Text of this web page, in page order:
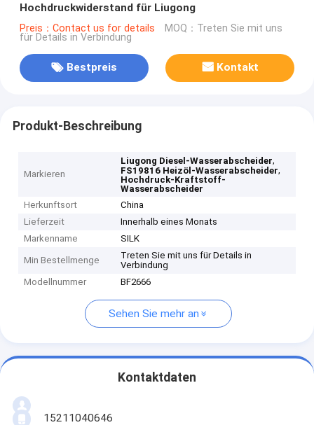
Hochdruckwiderstand für Liugong
Preis：Contact us for details MOQ：Treten Sie mit uns
für Details in Verbindung
Bestpreis Kontakt
Produkt-Beschreibung
Markieren
Liugong Diesel-Wasserabscheider,
FS19816 Heizöl-Wasserabscheider,
Hochdruck-Kraftstoff-
Wasserabscheider
Herkunftsort
China
Lieferzeit
Innerhalb eines Monats
Markenname
SILK
Min Bestellmenge
Treten Sie mit uns für Details in
Verbindung
Modellnummer
BF2666
Sehen Sie mehr an
Kontaktdaten
15211040646